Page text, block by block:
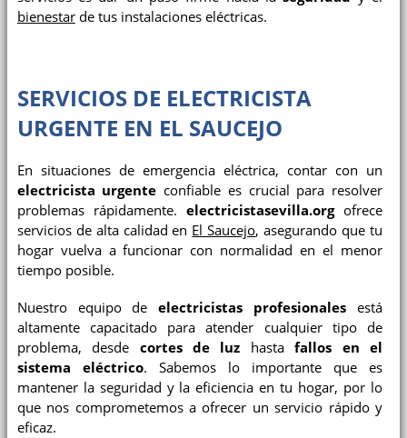
bienestarde tus instalaciones eléctricas.
SERVICIOS DE ELECTRICISTA
URGENTE EN EL SAUCEJO
En situaciones de emergencia eléctrica, contar con un
electricista urgente confiable es crucial para resolver
problemas rápidamente. electricistasevilla.orgofrece
servicios de alta calidad en El Saucejo, asegurando que tu
hogar vuelva a funcionar con normalidad en el menor
tiempo posible.
Nuestro equipo deelectricistas profesionales está
altamente capacitado para atender cualquier tipo de
problema, desde cortes de luz hastafallos en el
sistema eléctrico. Sabemos lo importante que es
mantener la seguridad y la eficiencia en tu hogar, por lo
que nos comprometemos a ofrecer un servicio rápido y
eficaz.